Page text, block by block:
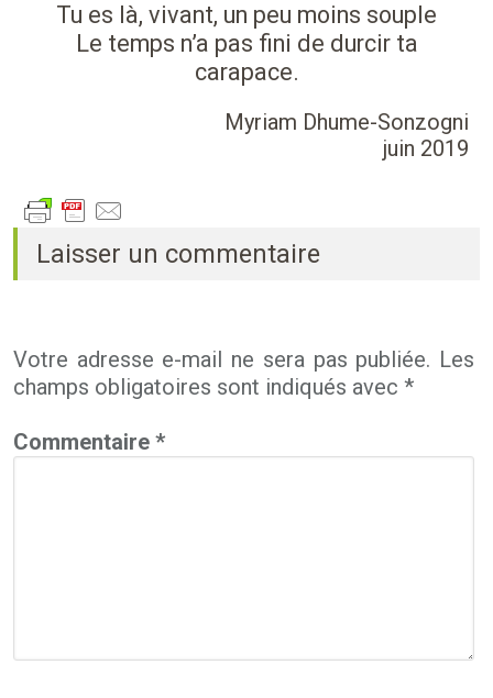
Tu es là, vivant, un peu moins souple
Le temps n’a pas fini de durcir ta
carapace.
Myriam Dhume-Sonzogni
juin 2019
Laisser un commentaire
Votre adresse e-mail ne sera pas publiée. Les
champs obligatoires sont indiqués avec *
Commentaire *